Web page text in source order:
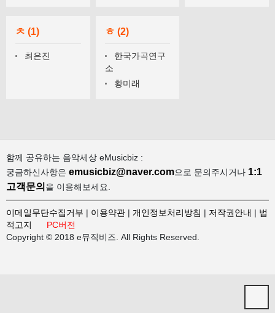
ㅊ (1)
최은진
ㅎ (2)
한국가곡연구
소
황미래
함께 공유하는 음악세상 eMusicbiz :
궁금하신사항은 emusicbiz@naver.com으로 문의주시거나 1:1
고객문의 을 이용해보세요.
이메일무단수집거부 이용약관 개인정보처리방침 저작권안내
법
적고지
PC버전
Copyright © 2018 e뮤직비즈. All Rights Reserved.